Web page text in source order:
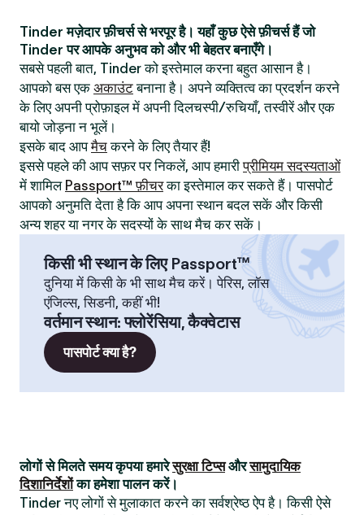
Tinder मज़ेदार फ़ीचर्स से भरपूर है। यहाँ कुछ ऐसे फ़ीचर्स हैं जो
Tinder पर आपके अनुभव को और भी बेहतर बनाएँगे।
सबसे पहली बात, Tinder को इस्तेमाल करना बहुत आसान है।
आपको बस एक अकाउंटबनाना है। अपने व्यक्तित्व का प्रदर्शन करने
के लिए अपनी प्रोफ़ाइल में अपनी दिलचस्पी/रुचियाँ, तस्वीरें और एक
बायो जोड़ना न भूलें।
इसके बाद आपमैचकरने के लिए तैयार हैं!
इससे पहले की आप सफ़र पर निकलें, आप हमारीप्रीमियम सदस्यताओं
में शामिल Passport™ फ़ीचरका इस्तेमाल कर सकते हैं। पासपोर्ट
आपको अनुमति देता है कि आप अपना स्थान बदल सकें और किसी
अन्य शहर या नगर के सदस्यों के साथ मैच कर सकें।
किसी भी स्थान के लिए Passport™
दुनिया में किसी के भी साथ मैच करें। पेरिस, लॉस
एंजिल्स, सिडनी, कहीं भी!
वर्तमान स्थान:फ्लोरेंसिया, कैक्वेटास
पासपोर्ट क्या है?
लोगों से मिलते समय कृपया हमारेसुरक्षा टिप्सऔरसामुदायिक
दिशानिर्देशोंका हमेशा पालन करें।
Tinder नए लोगों से मुलाकात करने का सर्वश्रेष्ठ ऐप है। किसी ऐसे